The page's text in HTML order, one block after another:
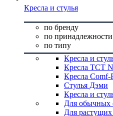
Кресла и стулья
по бренду
по принадлежности
по типу
Кресла и
Кресла TCT
Кресла Comf-
Стулья Дэми
Кресла и
Для обычных
Для растущих